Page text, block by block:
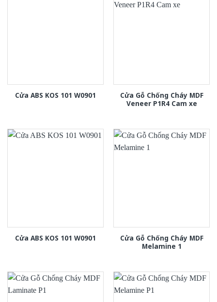
Cửa ABS KOS 101 W0901
Cửa Gỗ Chống Cháy MDF
Veneer P1R4 Cam xe
Cửa ABS KOS 101 W0901
Cửa Gỗ Chống Cháy MDF
Melamine 1